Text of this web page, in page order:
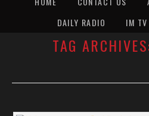
DAILY RADIO
IM TV
TAG